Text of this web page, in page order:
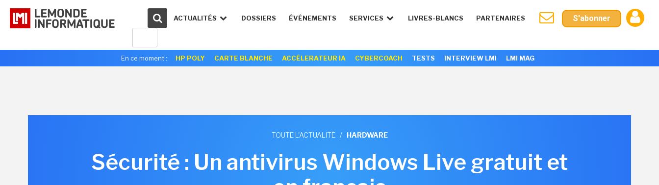
ACTUALITÉS DOSSIERS ÉVÉNEMENTS SERVICES LIVRES-BLANCS PARTENAIRES S'abonner
En ce moment : HP POLY CARTE BLANCHE ACCÉLERATEUR IA CYBERCOACH TESTS INTERVIEW LMI LMI MAG
TOUTE L'ACTUALITÉ / HARDWARE
Sécurité : Un antivirus Windows Live gratuit et